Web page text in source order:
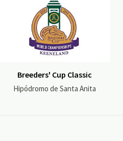
Breeders' Cup Classic
Hipódromo de Santa Anita